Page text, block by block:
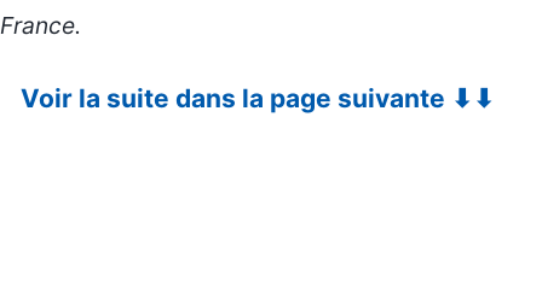
France.
Voir la suite dans la page suivante ⬇⬇